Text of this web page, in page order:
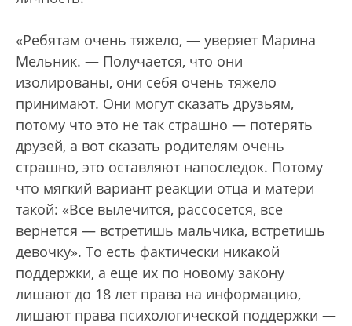
«Ребятам очень тяжело, — уверяет Марина
Мельник. — Получается, что они
изолированы, они себя очень тяжело
принимают. Они могут сказать друзьям,
потому что это не так страшно — потерять
друзей, а вот сказать родителям очень
страшно, это оставляют напоследок. Потому
что мягкий вариант реакции отца и матери
такой: «Все вылечится, рассосется, все
вернется — встретишь мальчика, встретишь
девочку». То есть фактически никакой
поддержки, а еще их по новому закону
лишают до 18 лет права на информацию,
лишают права психологической поддержки —